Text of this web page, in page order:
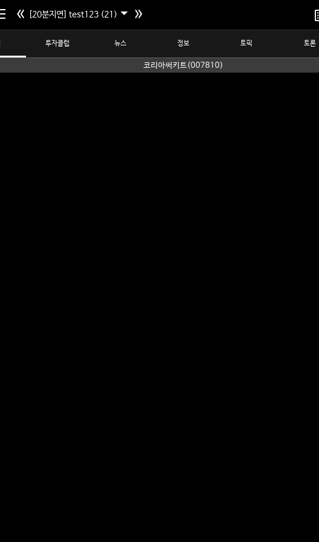
[20분지연] test123 (21)
투자클럽 뉴스 정보 토픽 토론
코리아써키트(007810)